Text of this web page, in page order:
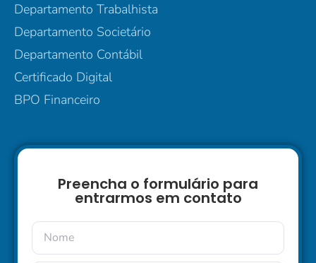
Departamento Trabalhista
Departamento Societário
Departamento Contábil
Certificado Digital
BPO Financeiro
Preencha o formulário para
entrarmos em contato